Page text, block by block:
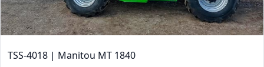
TSS-4018 | Manitou MT 1840